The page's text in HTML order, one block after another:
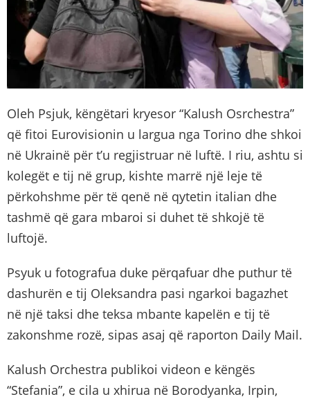
Oleh Psjuk, këngëtari kryesor “Kalush Osrchestra”
që fitoi Eurovisionin u largua nga Torino dhe shkoi
në Ukrainë për t’u regjistruar në luftë. I riu, ashtu si
kolegët e tij në grup, kishte marrë një leje të
përkohshme për të qenë në qytetin italian dhe
tashmë që gara mbaroi si duhet të shkojë të
luftojë.
Psyuk u fotografua duke përqafuar dhe puthur të
dashurën e tij Oleksandra pasi ngarkoi bagazhet
në një taksi dhe teksa mbante kapelën e tij të
zakonshme rozë, sipas asaj që raporton Daily Mail.
Kalush Orchestra publikoi videon e këngës
“Stefania”, e cila u xhirua në Borodyanka, Irpin,